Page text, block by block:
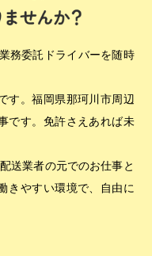
務委託ドライバーを随時
す。福岡県那珂川市周辺
です。免許さえあれば未
送業者の元でのお仕事と
きやすい環境で、自由に